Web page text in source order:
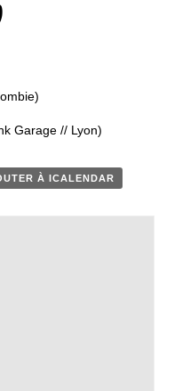
Garage // Lyon)
À ICALENDAR